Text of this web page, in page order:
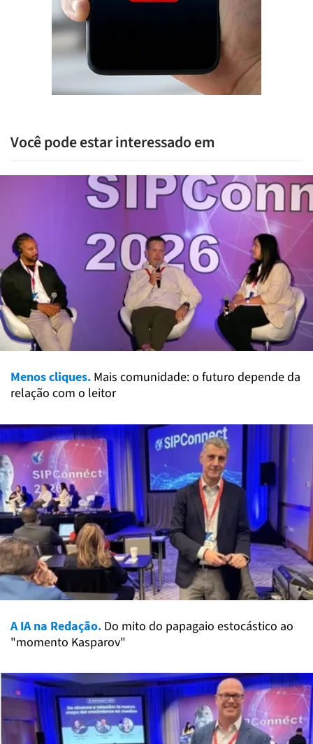
Você pode estar interessado em
Menos cliques. Mais comunidade: o futuro depende da
relação com o leitor
A IA na Redação. Do mito do papagaio estocástico ao
"momento Kasparov"